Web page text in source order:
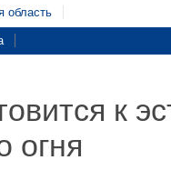
область
к
огня